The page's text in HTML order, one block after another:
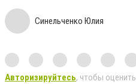
Синельченко Юлия
Авторизируйтесь, чтобы оценить